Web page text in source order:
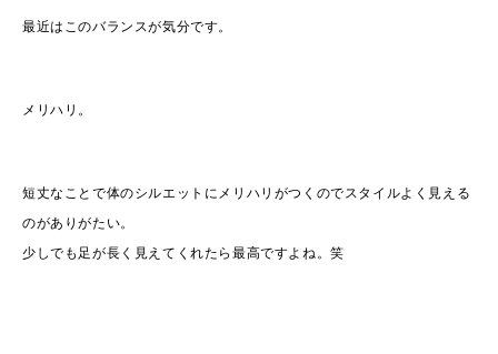
最近はこのバランスが気分です。
メリハリ。
短丈なことで体のシルエットにメリハリがつくのでスタイルよく見える
のがありがたい。
少しでも足が長く見えてくれたら最高ですよね。笑